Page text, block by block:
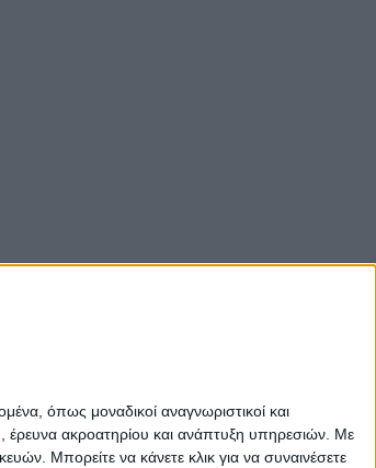
όπως μοναδικοί αναγνωριστικοί και
έρευνα ακροατηρίου και ανάπτυξη υπηρεσιών. Με
Μπορείτε να κάνετε κλικ για να συναινέσετε